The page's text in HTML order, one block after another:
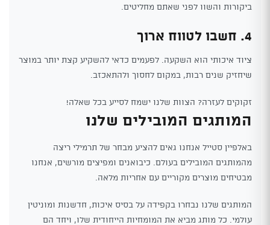
ביקורות והשוו לפני שאתם מחליטים.
4. חשבו לטווח ארוך
ציוד איכותי הוא השקעה. לפעמים כדאי להשקיע קצת יותר במוצר
שיחזיק שנים רבות, במקום לחסוך ולהתאכזב.
זקוקים לעזרה? הצוות שלנו ישמח לסייע בכל שאלה!
המותגים המובילים שלנו
באלפיין סטייל אנחנו גאים להציע מבחר של תרמילי ריצה
מהמותגים המובילים בעולם. כיבואנים ומפיצים מורשים, אנחנו
מבטיחים מוצרים מקוריים עם אחריות מלאה.
המותגים שלנו נבחרו בקפידה על בסיס איכות, חדשנות ומוניטין
עולמי. כל מותג מביא את המומחיות הייחודית שלו, ויחד הם